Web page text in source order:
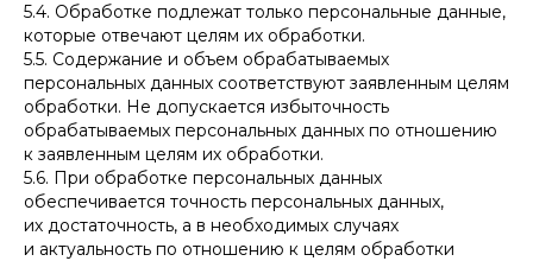
5.4. Обработке подлежат только персональные данные,
которые отвечают целям их обработки.
5.5. Содержание и объем обрабатываемых
персональных данных соответствуют заявленным целям
обработки. Не допускается избыточность
обрабатываемых персональных данных по отношению
к заявленным целям их обработки.
5.6. При обработке персональных данных
обеспечивается точность персональных данных,
их достаточность, а в необходимых случаях
и актуальность по отношению к целям обработки